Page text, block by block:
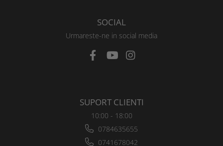
SOCIAL
Urmareste-ne in social media
SUPORT CLIENTI
10:00 - 18:00
0784635655
0741678042